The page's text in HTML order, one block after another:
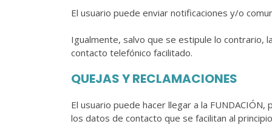
El usuario puede enviar notificaciones y/o
Igualmente, salvo que se estipule lo contrario,
contacto telefónico facilitado.
QUEJAS Y RECLAMACIONES
El usuario puede hacer llegar a la
los datos de contacto que se facilitan al